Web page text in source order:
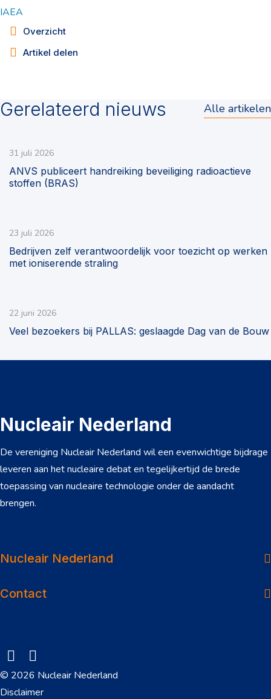
IAEA
Overzicht
Artikel delen
Gerelateerd nieuws Alle artikelen
ANVS publiceert handreiking beveiliging radioactieve
stoffen (BRAS)
31 juli 2026
Bedrijven zelf verantwoordelijk voor toezicht op werken
met ioniserende straling
23 juli 2026
Veel bezoekers bij PALLAS: geslaagde Dag van de Bouw
22 juni 2026
Nucleair Nederland
De vereniging Nucleair Nederland wil een evenwichtige bijdrage
leveren aan het nucleaire debat en tegelijkertijd de brede
toepassing van nucleaire technologie onder de aandacht
brengen.
Nucleair Nederland
Contact
© 2026 Nucleair Nederland
Disclaimer